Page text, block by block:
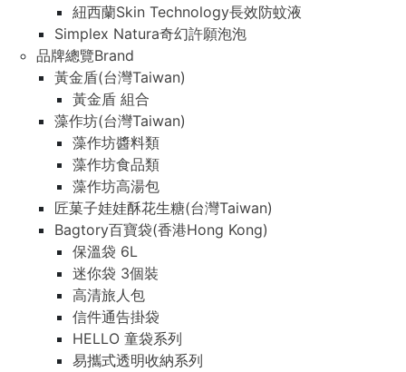
紐西蘭Skin Technology長效防蚊液
Simplex Natura奇幻許願泡泡
品牌總覽Brand
黃金盾(台灣Taiwan)
黃金盾 組合
藻作坊(台灣Taiwan)
藻作坊醬料類
藻作坊食品類
藻作坊高湯包
匠菓子娃娃酥花生糖(台灣Taiwan)
Bagtory百寶袋(香港Hong Kong)
保溫袋 6L
迷你袋 3個裝
高清旅人包
信件通告掛袋
HELLO 童袋系列
易攜式透明收納系列